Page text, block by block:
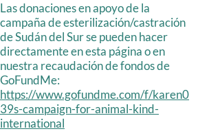
Las donaciones en apoyo de la
campaña de esterilización/castración
de Sudán del Sur se pueden hacer
directamente en esta página o en
nuestra recaudación de fondos de
GoFundMe:
https://www.gofundme.com/f/karen0
39s-campaign-for-animal-kind-
international